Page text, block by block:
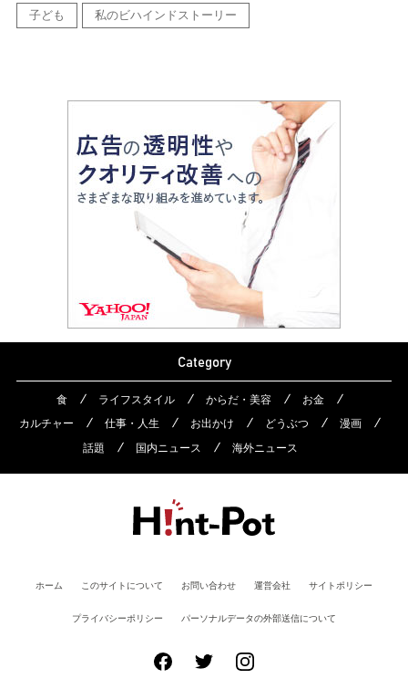
子ども 私のビハインドストーリー
Category
食 ライフスタイル からだ・美容
お金
カルチャー
仕事・人生 お出かけ どうぶつ
漫画
話題
国内ニュース 海外ニュース
ホーム このサイトについて お問い合わせ 運営会社 サイトポリシー
プライバシーポリシー パーソナルデータの外部送信について